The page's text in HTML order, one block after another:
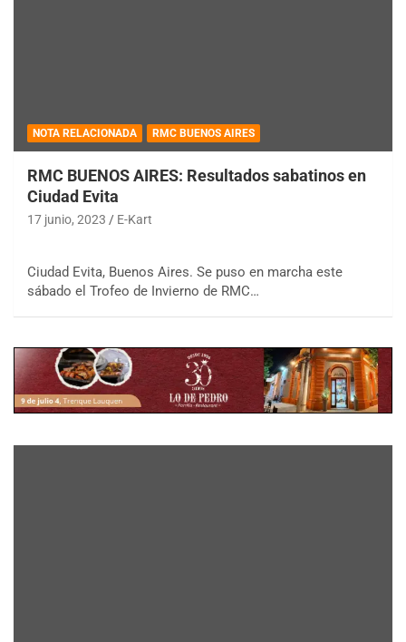
NOTA RELACIONADA RMC BUENOS AIRES
RMC BUENOS AIRES: Resultados sabatinos en
Ciudad Evita
17 junio, 2023 E-Kart
Ciudad Evita, Buenos Aires. Se puso en marcha este
sábado el Trofeo de Invierno de RMC…